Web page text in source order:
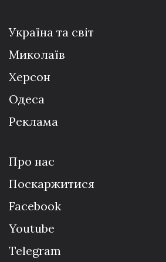
Україна та світ
Миколаїв
Херсон
Одеса
Реклама
Про нас
Поскаржитися
Facebook
Youtube
Telegram